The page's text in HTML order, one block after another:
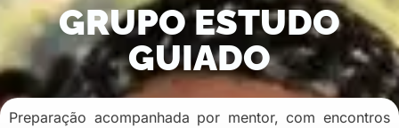
GRUPO ESTUDO
GUIADO
Preparação acompanhada por mentor, com encontros